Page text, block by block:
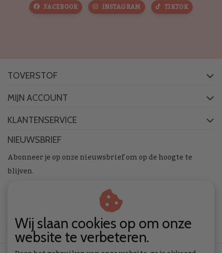
FACEBOOK INSTAGRAM TIKTOK
TOVERSTOF
MIJN ACCOUNT
KLANTENSERVICE
NIEUWSBRIEF
Abonneer je op onze nieuwsbrief om op de hoogte te
blijven.
ABONNEER
Wij slaan cookies op om onze
website te verbeteren.